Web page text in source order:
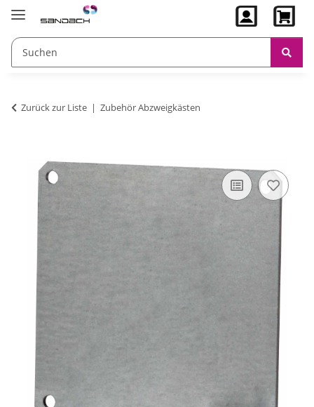
Zurück zur Liste Zubehör Abzweigkästen